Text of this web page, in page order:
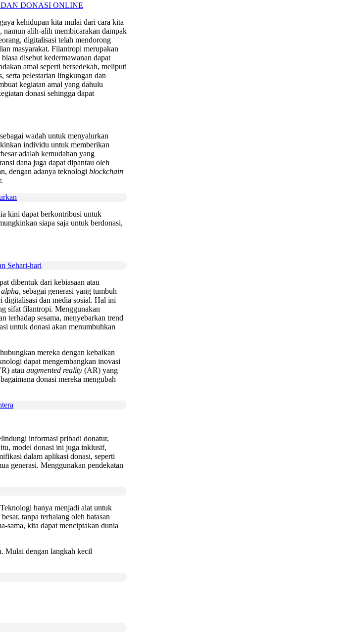
kehidupan kita mulai dari cara kita
alih-alih membicarakan dampak
digitalisasi telah mendorong
masyarakat. Filantropi merupakan
disebut kedermawanan dapat
amal seperti bersedekah, meliputi
serta pelestarian lingkungan dan
kegiatan amal yang dahulu
donasi sehingga dapat
wadah untuk menyalurkan
individu untuk memberikan
adalah kemudahan yang
dana juga dapat dipantau oleh
dengan adanya teknologi blockchain
kini dapat berkontribusi untuk
siapa saja untuk berdonasi,
Sehari-hari
dibentuk dari kebiasaan atau
alpha, sebagai generasi yang tumbuh
digitalisasi dan media sosial. Hal ini
sifat filantropi. Menggunakan
terhadap sesama, menyebarkan trend
untuk donasi akan menumbuhkan
mereka dengan kebaikan
dapat mengembangkan inovasi
atau augmented reality (AR) yang
donasi mereka mengubah
informasi pribadi donatur,
model donasi ini juga inklusif,
dalam aplikasi donasi, seperti
generasi. Menggunakan pendekatan
hanya menjadi alat untuk
tanpa terhalang oleh batasan
sama, kita dapat menciptakan dunia
Mulai dengan langkah kecil